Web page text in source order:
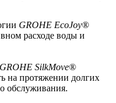
GROHE EcoJoy®
расходе воды и
GROHE SilkMove®
на протяжении долгих
обслуживания.